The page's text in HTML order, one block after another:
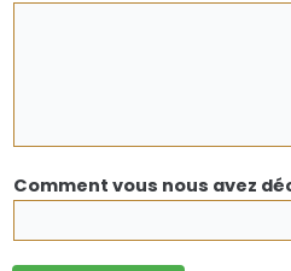
Comment vous nous avez